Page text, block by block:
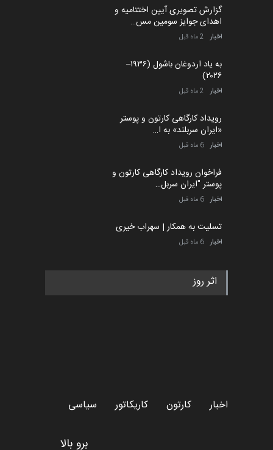
گزارش تصویری آیین اختتامیه و
اهدای جوایز سومین مس…
اخبار 2 ماه قبل
به یاد اردوغان باشول (۱۹۳۶–
۲۰۲۶)
اخبار 2 ماه قبل
رویداد کارگاهی کارتون و پوستر
«ایران سربلند» به ا…
اخبار 6 ماه قبل
فراخوان رویداد کارگاهی کارتون و
پوستر "ایران سربل…
اخبار 6 ماه قبل
تسلیت به همکار | سهراب خیری
اخبار 6 ماه قبل
اثر روز